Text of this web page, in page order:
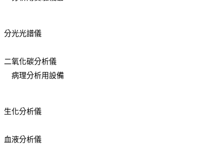
分光光譜儀
二氧化碳分析儀
病理分析用設備
生化分析儀
血液分析儀